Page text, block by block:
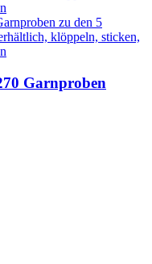
Garnproben